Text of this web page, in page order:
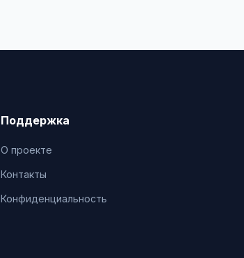
Поддержка
О проекте
Контакты
Конфиденциальность